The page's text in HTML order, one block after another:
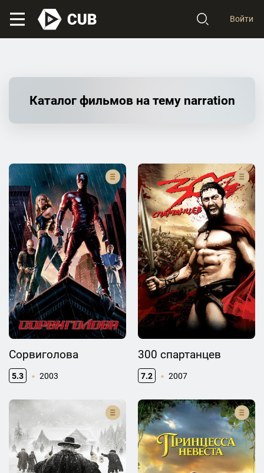
Войти
Каталог фильмов на тему narration
Сорвиголова
5.3 2003
300 спартанцев
7.2 2007